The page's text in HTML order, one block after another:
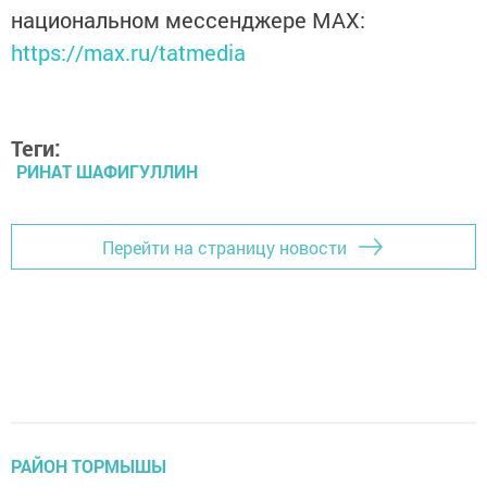
национальном мессенджере MАХ:
https://max.ru/tatmedia
Теги:
РИНАТ ШАФИГУЛЛИН
Перейти на страницу новости
РАЙОН ТОРМЫШЫ